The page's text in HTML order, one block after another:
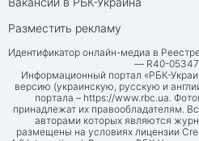
Разместить рекламу
Идентификатор онлайн-медиа в
— R40-05347
Информационный портал «РБК-
версию (украинскую, русскую и
портала – https://www.rbc.ua.
принадлежат их правообладателям.
авторами которых являются
размещены на условиях лицензии